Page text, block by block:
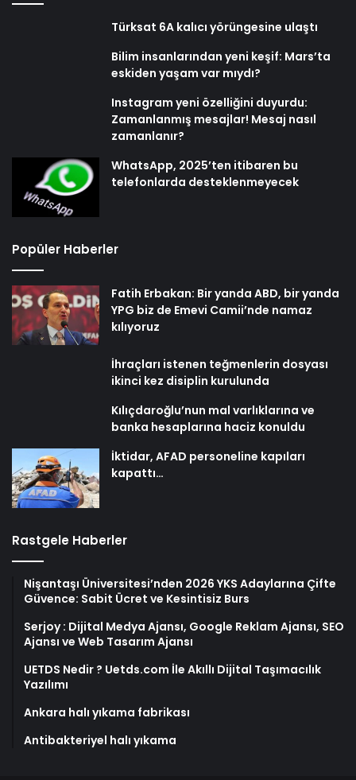
Türksat 6A kalıcı yörüngesine ulaştı
Bilim insanlarından yeni keşif: Mars’ta
eskiden yaşam var mıydı?
Instagram yeni özelliğini duyurdu:
Zamanlanmış mesajlar! Mesaj nasıl
zamanlanır?
WhatsApp, 2025’ten itibaren bu
telefonlarda desteklenmeyecek
Popüler Haberler
Fatih Erbakan: Bir yanda ABD, bir yanda
YPG biz de Emevi Camii’nde namaz
kılıyoruz
İhraçları istenen teğmenlerin dosyası
ikinci kez disiplin kurulunda
Kılıçdaroğlu’nun mal varlıklarına ve
banka hesaplarına haciz konuldu
İktidar, AFAD personeline kapıları
kapattı…
Rastgele Haberler
Nişantaşı Üniversitesi’nden 2026 YKS Adaylarına Çifte
Güvence: Sabit Ücret ve Kesintisiz Burs
Serjoy : Dijital Medya Ajansı, Google Reklam Ajansı, SEO
Ajansı ve Web Tasarım Ajansı
UETDS Nedir ? Uetds.com İle Akıllı Dijital Taşımacılık
Yazılımı
Ankara halı yıkama fabrikası
Antibakteriyel halı yıkama